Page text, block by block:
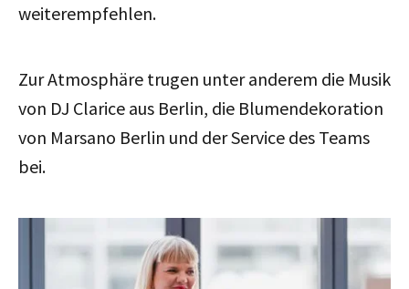
weiterempfehlen.
Zur Atmosphäre trugen unter anderem die Musik
von DJ Clarice aus Berlin, die Blumendekoration
von Marsano Berlin und der Service des Teams
bei.